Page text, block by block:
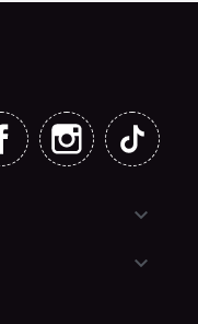
FACEBOOK INSTAGRAM

